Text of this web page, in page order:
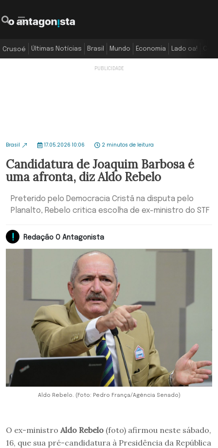
Crusoé Últimas Notícias Brasil Mundo Economia Lado oa!
Brasil 17.05.2026 10:06 2 minutos de leitura
Candidatura de Joaquim Barbosa é
uma afronta, diz Aldo Rebelo
Preterido pelo Democracia Cristã na disputa pelo
Planalto, Rebelo critica escolha de ex-ministro do STF
Redação O Antagonista
Aldo Rebelo. (Foto: Pedro França/Agência Senado)
O ex-ministro Aldo Rebelo (foto) afirmou neste sábado,
16, que sua pré-candidatura à Presidência da República